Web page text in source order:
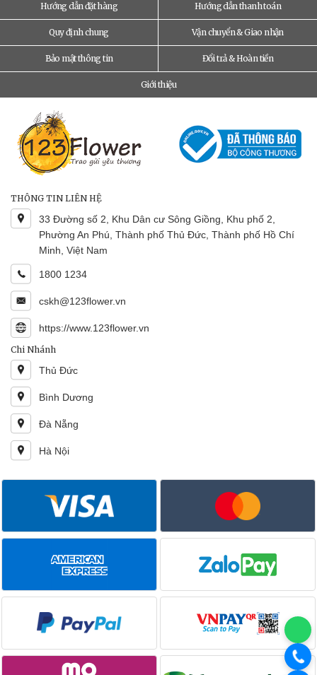
Hướng dẫn đặt hàng Hướng dẫn thanh toán
Quy định chung Vận chuyển & Giao nhận
Bảo mật thông tin Đổi trả & Hoàn tiền
Giới thiệu
THÔNG TIN LIÊN HỆ
33 Đường số 2, Khu Dân cư Sông Giồng, Khu phố 2,
Phường An Phú, Thành phố Thủ Đức, Thành phố Hồ Chí
Minh, Việt Nam
1800 1234
cskh@123flower.vn
https://www.123flower.vn
Chi Nhánh
Thủ Đức
Bình Dương
Đà Nẵng
Hà Nội